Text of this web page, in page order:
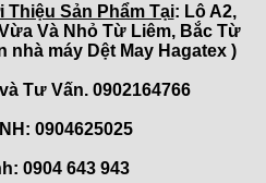
Sản Phẩm Tại: Lô A2,
Và Nhỏ Từ Liêm, Bắc Từ
nhà máy Dệt May Hagatex )
Tư Vấn. 0902164766
0904625025
0904 643 943